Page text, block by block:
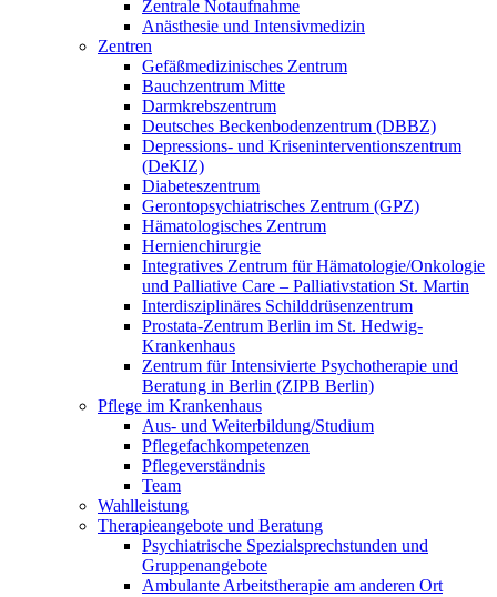
Zentrale Notaufnahme
Anästhesie und Intensivmedizin
Zentren
Gefäßmedizinisches Zentrum
Bauchzentrum Mitte
Darmkrebszentrum
Deutsches Beckenbodenzentrum (DBBZ)
Depressions- und Kriseninterventionszentrum
(DeKIZ)
Diabeteszentrum
Gerontopsychiatrisches Zentrum (GPZ)
Hämatologisches Zentrum
Hernienchirurgie
Integratives Zentrum für Hämatologie/Onkologie
und Palliative Care – Palliativstation St. Martin
Interdisziplinäres Schilddrüsenzentrum
Prostata-Zentrum Berlin im St. Hedwig-
Krankenhaus
Zentrum für Intensivierte Psychotherapie und
Beratung in Berlin (ZIPB Berlin)
Pflege im Krankenhaus
Aus- und Weiterbildung/Studium
Pflegefachkompetenzen
Pflegeverständnis
Team
Wahlleistung
Therapieangebote und Beratung
Psychiatrische Spezialsprechstunden und
Gruppenangebote
Ambulante Arbeitstherapie am anderen Ort